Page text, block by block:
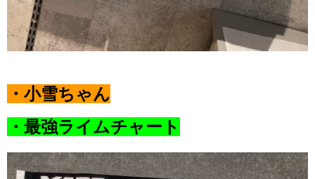
・小雪ちゃん
・最強ライムチャート